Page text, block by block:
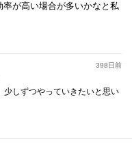
が高い場合が多いかなと私
398日前
少しずつやっていきたいと思い